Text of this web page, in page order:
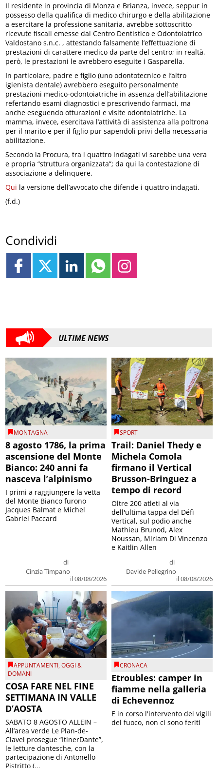
Il residente in provincia di Monza e Brianza, invece, seppur in
possesso della qualifica di medico chirurgo e della abilitazione
a esercitare la professione sanitaria, avrebbe sottoscritto
ricevute fiscali emesse dal Centro Dentistico e Odontoiatrico
Valdostano s.n.c. , attestando falsamente l’effettuazione di
prestazioni di carattere medico da parte del centro; in realtà,
però, le prestazioni le avrebbero eseguite i Gasparella.
In particolare, padre e figlio (uno odontotecnico e l’altro
igienista dentale) avrebbero eseguito personalmente
prestazioni medico-odontoiatriche in assenza dell’abilitazione
refertando esami diagnostici e prescrivendo farmaci, ma
anche eseguendo otturazioni e visite odontoiatriche. La
mamma, invece, esercitava l’attività di assistenza alla poltrona
per il marito e per il figlio pur sapendoli privi della necessaria
abilitazione.
Secondo la Procura, tra i quattro indagati vi sarebbe una vera
e propria “struttura organizzata”; da qui la contestazione di
associazione a delinquere.
Qui la versione dell’avvocato che difende i quattro indagati.
(f.d.)
Condividi
ULTIME NEWS
MONTAGNA
8 agosto 1786, la prima
ascensione del Monte
Bianco: 240 anni fa
nasceva l’alpinismo
di
Cinzia Timpano
il 08/08/2026
I primi a raggiungere la vetta
del Monte Bianco furono
Jacques Balmat e Michel
Gabriel Paccard
SPORT
Trail: Daniel Thedy e
Michela Comola
firmano il Vertical
Brusson-Bringuez a
tempo di record
di
Davide Pellegrino
il 08/08/2026
Oltre 200 atleti al via
dell'ultima tappa del Défì
Vertical, sul podio anche
Mathieu Brunod, Alex
Noussan, Miriam Di Vincenzo
e Kaitlin Allen
APPUNTAMENTI,OGGI &
DOMANI
COSA FARE NEL FINE
SETTIMANA IN VALLE
D’AOSTA
SABATO 8 AGOSTO ALLEIN –
All’area verde Le Plan-de-
Clavel prosegue “ItinerDante”,
le letture dantesche, con la
partecipazione di Antonello
Pistritto (...
CRONACA
Etroubles: camper in
fiamme nella galleria
di Echevennoz
E in corso l'intervento dei vigili
del fuoco, non ci sono feriti